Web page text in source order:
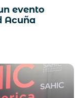
evento
Acuña